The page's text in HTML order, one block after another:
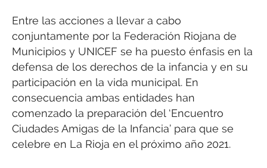
Entre las acciones a llevar a cabo
conjuntamente por la Federación Riojana de
Municipios y UNICEF se ha puesto énfasis en la
defensa de los derechos de la infancia y en su
participación en la vida municipal. En
consecuencia ambas entidades han
comenzado la preparación del ‘Encuentro
Ciudades Amigas de la Infancia’ para que se
celebre en La Rioja en el próximo año 2021.